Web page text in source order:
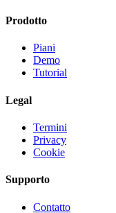
Prodotto
Piani
Demo
Tutorial
Legal
Termini
Privacy
Cookie
Supporto
Contatto